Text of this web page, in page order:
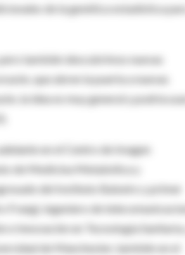
de la genética estadística
también descubrimos nuevas
que abren la puerta a nuevas
la idea es muy general y podría
en el Centro de Imagen
de Medicina Metabólica y
del Instituto Balseiro y primer
Frangi, ingeniero de
Innovación en Tecnología
de Manchester, también en el